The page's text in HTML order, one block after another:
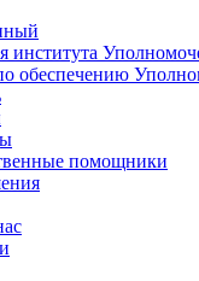
института
обеспечению
помощники